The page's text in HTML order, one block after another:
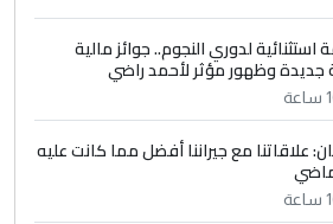
5
من عصابة علي ماما يسقط
للعراق ومن اصول عريقة
يرد على صدام حسين سل
(نص كامل)
استثنائية لدوري النجوم.. جوائز مالية
جديدة وظهور مؤثر لأحمد راضي
علاقاتنا مع جيراننا أفضل مما كانت عليه